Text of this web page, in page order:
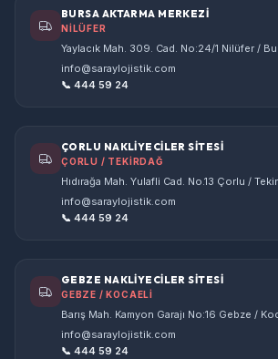
BURSA AKTARMA MERKEZİ
NİLÜFER
Yaylacık Mah. 309. Cad. No:24/1 Nilüfer /
info@saraylojistik.com
📞 444 59 24
ÇORLU NAKLİYECİLER SİTESİ
ÇORLU / TEKİRDAĞ
Hıdırağa Mah. Yulafli Cad. No.13 Çorlu /
info@saraylojistik.com
📞 444 59 24
GEBZE NAKLİYECİLER SİTESİ
GEBZE / KOCAELİ
Barış Mah. Kamyon Garajı No:16 Gebze /
info@saraylojistik.com
📞 444 59 24